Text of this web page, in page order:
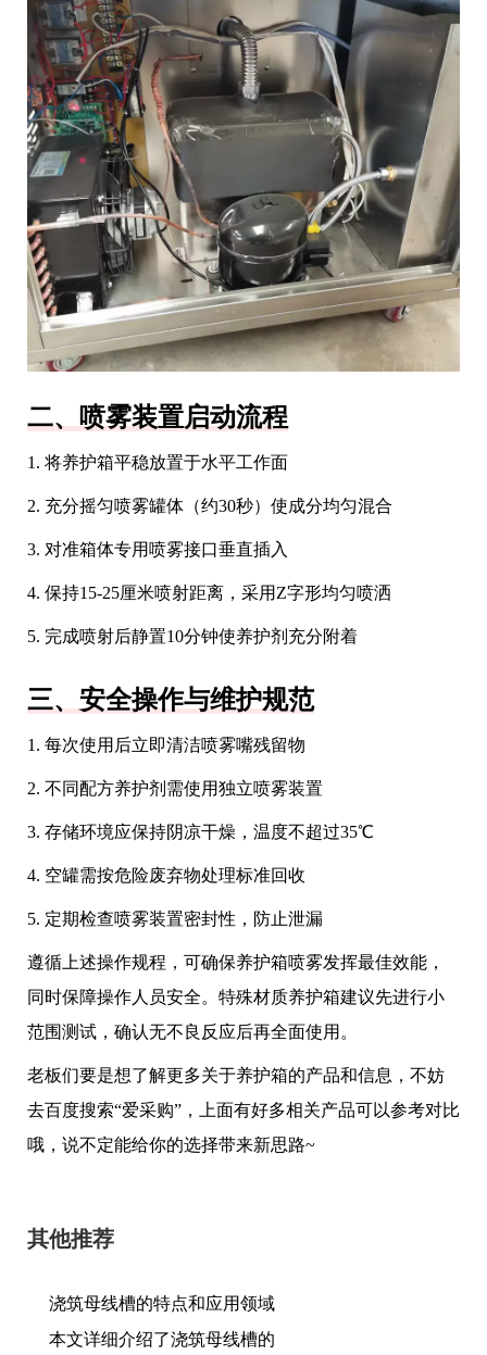
二、喷雾装置启动流程
1. 将养护箱平稳放置于水平工作面
2. 充分摇匀喷雾罐体（约30秒）使成分均匀混合
3. 对准箱体专用喷雾接口垂直插入
4. 保持15-25厘米喷射距离，采用Z字形均匀喷洒
5. 完成喷射后静置10分钟使养护剂充分附着
三、安全操作与维护规范
1. 每次使用后立即清洁喷雾嘴残留物
2. 不同配方养护剂需使用独立喷雾装置
3. 存储环境应保持阴凉干燥，温度不超过35℃
4. 空罐需按危险废弃物处理标准回收
5. 定期检查喷雾装置密封性，防止泄漏
遵循上述操作规程，可确保养护箱喷雾发挥最佳效能，
同时保障操作人员安全。特殊材质养护箱建议先进行小
范围测试，确认无不良反应后再全面使用。
老板们要是想了解更多关于养护箱的产品和信息，不妨
去百度搜索“爱采购”，上面有好多相关产品可以参考对比
哦，说不定能给你的选择带来新思路~
其他推荐
浇筑母线槽的特点和应用领域
本文详细介绍了浇筑母线槽的